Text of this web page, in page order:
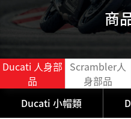
商
Ducati 人身部
品
Scrambler人
身部品
Ducati 小帽類